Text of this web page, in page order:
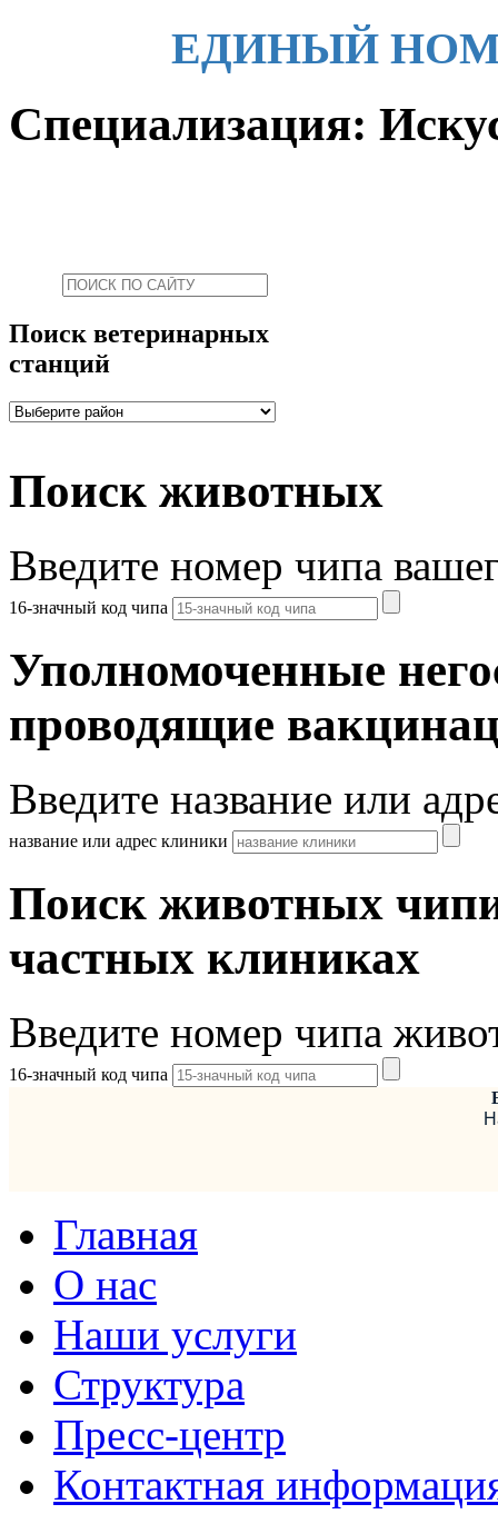
ЕДИНЫЙ
Специализация:
Поиск ветеринарных
станций
Поиск животных
Введите номер чипа
16-значный код чипа
Уполномоченные
проводящие
Введите название или
название или адрес клиники
Поиск животных
частных клиниках
Введите номер чипа
16-значный код чипа
Главная
О нас
Наши услуги
Структура
Пресс-центр
Контактная